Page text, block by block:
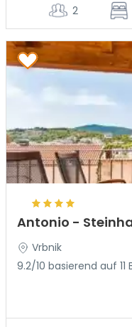
2
Antonio -
Vrbnik
9.2/10 basierend auf